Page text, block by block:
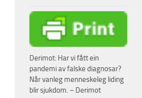
Derimot: Har vi fått ein
pandemi av falske diagnosar?
Når vanleg menneskeleg liding
blir sjukdom. – Derimot